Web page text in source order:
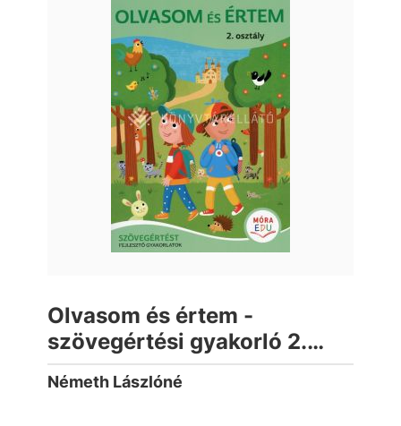
Olvasom és értem -
szövegértési gyakorló 2.
osztályosoknak
Németh Lászlóné